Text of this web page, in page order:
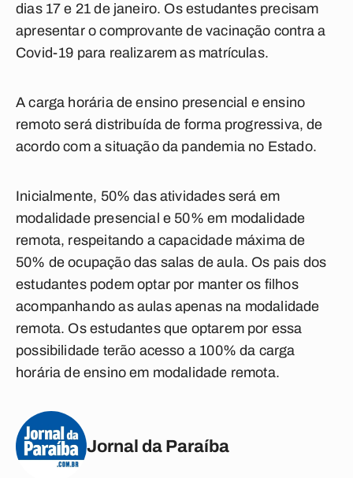
dias 17 e 21 de janeiro. Os estudantes precisam
apresentar o comprovante de vacinação contra a
Covid-19 para realizarem as matrículas.
A carga horária de ensino presencial e ensino
remoto será distribuída de forma progressiva, de
acordo com a situação da pandemia no Estado.
Inicialmente, 50% das atividades será em
modalidade presencial e 50% em modalidade
remota, respeitando a capacidade máxima de
50% de ocupação das salas de aula. Os pais dos
estudantes podem optar por manter os filhos
acompanhando as aulas apenas na modalidade
remota. Os estudantes que optarem por essa
possibilidade terão acesso a 100% da carga
horária de ensino em modalidade remota.
Jornal da Paraíba